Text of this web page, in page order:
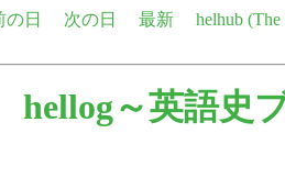
の日 次の日 最新
helhub
hellog～英語史